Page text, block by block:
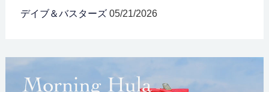
デイブ＆バスターズ 05/21/2026